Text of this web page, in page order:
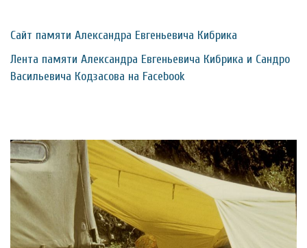
Сайт памяти Александра Евгеньевича Кибрика
Лента памяти Александра Евгеньевича Кибрика и Сандро
Васильевича Кодзасова на Facebook